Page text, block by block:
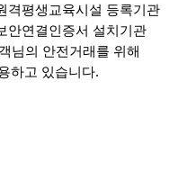
격평생교육시설 등록기관
안연결인증서 설치기관
님의 안전거래를 위해
하고 있습니다.